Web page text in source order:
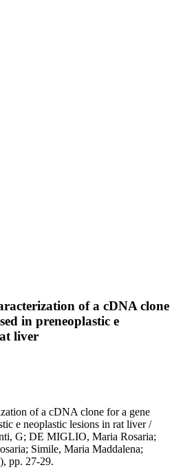
of a cDNA clone
in preneoplastic e
liver
of a cDNA clone for a gene
e neoplastic lesions in rat liver /
G; DE MIGLIO, Maria Rosaria;
Simile, Maria Maddalena;
pp. 27-29.